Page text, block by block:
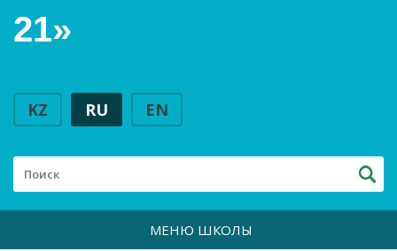
21»
KZ RU EN
МЕНЮ ШКОЛЫ